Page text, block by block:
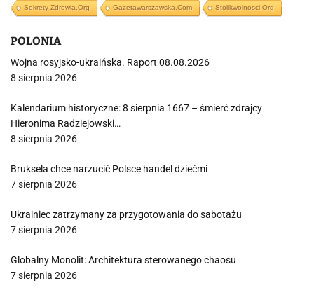
Sekrety-Zdrowia.org Gazetawarszawska.com Stolikwolnosci.org
POLONIA
Wojna rosyjsko-ukraińska. Raport 08.08.2026
8 sierpnia 2026
Kalendarium historyczne: 8 sierpnia 1667 – śmierć zdrajcy
Hieronima Radziejowski…
8 sierpnia 2026
Bruksela chce narzucić Polsce handel dziećmi
7 sierpnia 2026
Ukrainiec zatrzymany za przygotowania do sabotażu
7 sierpnia 2026
Globalny Monolit: Architektura sterowanego chaosu
7 sierpnia 2026